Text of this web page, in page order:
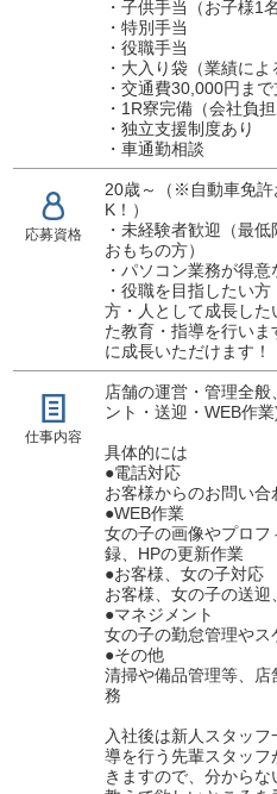
・子供手当（お子様1
・特別手当
・役職手当
・大入り袋（業績によ
・交通費30,000円まで
・1R寮完備（会社負担
・独立支援制度あり
・車通勤相談
応募資格
20歳～（※自動車免許
K！）
・未経験者歓迎（最
おもちの方）
・パソコン業務が得意
・役職を目指したい
方・人として成長した
た教育・指導を行いま
に成長いただけます！
仕事内容
店舗の運営・管理全
ント・送迎・WEB作業
具体的には
●電話対応
お客様からのお問い
●WEB作業
女の子の画像やプロフ
録、HPの更新作業
●お客様、女の子対応
お客様、女の子の送迎
●マネジメント
女の子の勤怠管理やス
●その他
清掃や備品管理等、
務
入社後は新人スタッ
導を行う先輩スタッ
きますので、分から